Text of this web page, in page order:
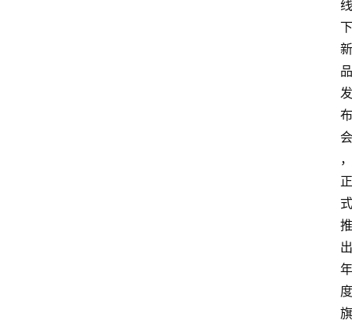
线
下
新
品
发
布
会
，
正
式
推
出
年
度
旗